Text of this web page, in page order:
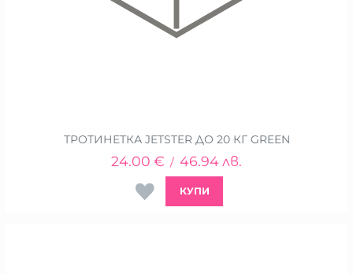
ТРОТИНЕТКА JETSTER ДО 20 КГ GREEN
24.00 € / 46.94лв.
КУПИ